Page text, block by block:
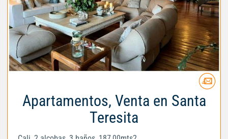
Apartamentos, Venta en Santa
Teresita